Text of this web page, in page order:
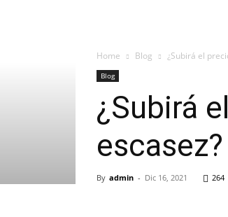
Home Blog ¿Subirá el
Blog
¿Subirá
escasez?
By admin - Dic 16, 2021 264